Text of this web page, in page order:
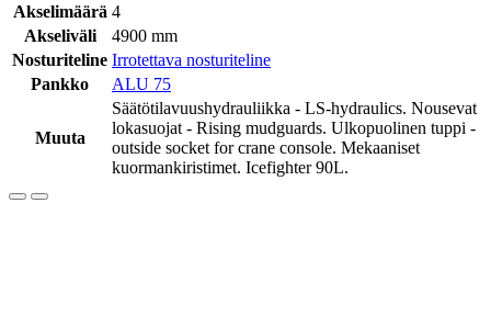
Akselimäärä 4
Akseliväli
4900 mm
Nosturiteline Irrotettava nosturiteline
Pankko
ALU 75
Muuta
Säätötilavuushydrauliikka - LS-hydraulics. Nousevat
lokasuojat - Rising mudguards. Ulkopuolinen tuppi -
outside socket for crane console. Mekaaniset
kuormankiristimet. Icefighter 90L.